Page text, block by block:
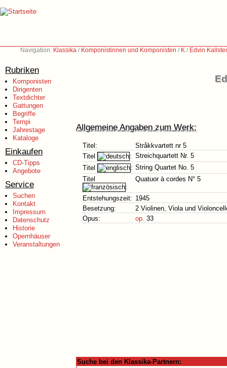
Navigation: Klassika / Komponistinnen und Komponisten / K / Edvin
Rubriken
Komponisten
Dirigenten
Textdichter
Gattungen
Begriffe
Tempi
Jahrestage
Kataloge
Einkaufen
CD-Tipps
Angebote
Service
Suchen
Kontakt
Impressum
Datenschutz
Historie
Opernhäuser
Veranstaltungen
Allgemeine Angaben zum Werk:
Titel:
Stråkkvartett nr 5
Titel
: Streichquartett Nr. 5
Titel
: String Quartet No. 5
Titel
:
Quatuor à cordes N° 5
Entstehungszeit: 1945
Besetzung:
2 Violinen, Viola und
Opus:
op. 33
Suche bei den Klassika-Partnern: